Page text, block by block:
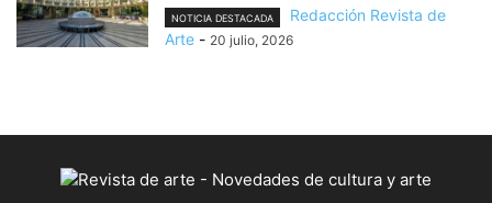
NOTICIA DESTACADA
Redacción Revista de
Arte - 20 julio, 2026